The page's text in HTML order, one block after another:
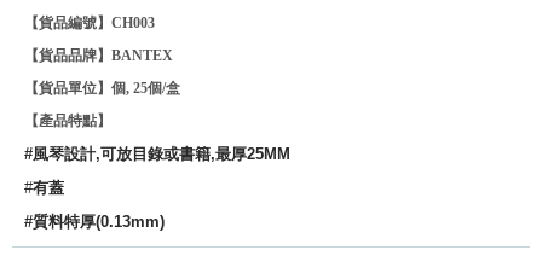
【貨品編號】CH003
【貨品品牌】 BANTEX
【貨品單位】個, 25個/盒
【產品特點】
#風琴設計,可放目錄或書籍,最厚25MM
#有蓋
#質料特厚(0.13mm)